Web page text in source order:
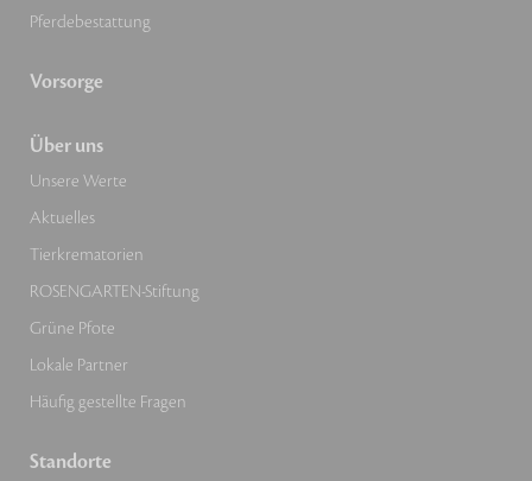
Pferdebestattung
Vorsorge
Über uns
Unsere Werte
Aktuelles
Tierkrematorien
ROSENGARTEN-Stiftung
Grüne Pfote
Lokale Partner
Häufig gestellte Fragen
Standorte